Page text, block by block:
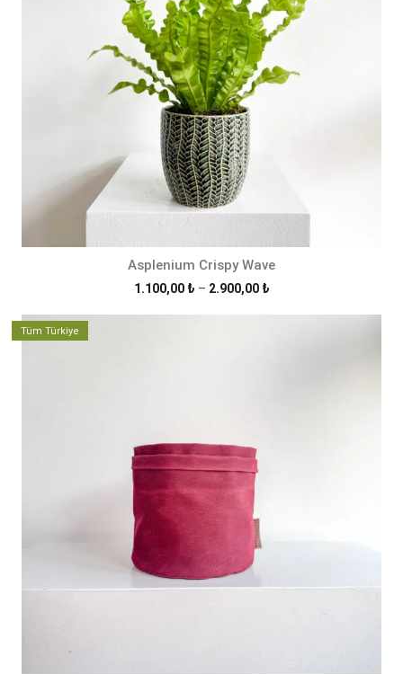
Asplenium Crispy Wave
1.100,00 ₺ – 2.900,00 ₺Fiyat
Tüm Türkiye